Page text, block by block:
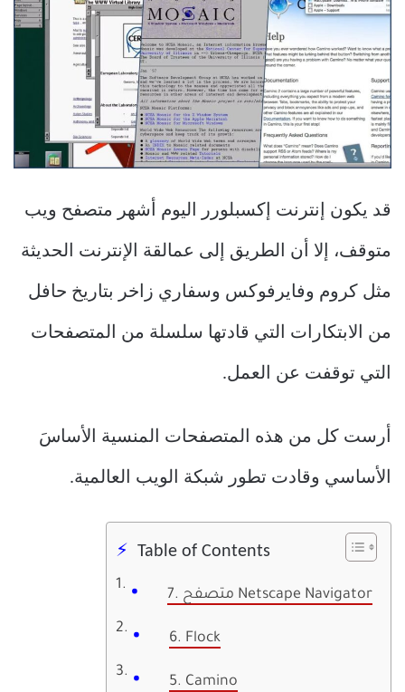
قد يكون إنترنت إكسبلورر اليوم أشهر متصفح ويب
متوقف، إلا أن الطريق إلى عمالقة الإنترنت الحديثة
مثل كروم وفايرفوكس وسفاري زاخر بتاريخ حافل
من الابتكارات التي قادتها سلسلة من المتصفحات
التي توقفت عن العمل.
أرست كل من هذه المتصفحات المنسية الأساسَ
الأساسي وقادت تطور شبكة الويب العالمية.
Table of Contents
7. متصفح Netscape Navigator
6. Flock
5. Camino